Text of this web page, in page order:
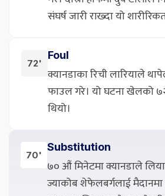
संघर्ष जारी राख्दा यो
72'
Foul
क्यानडाका रिची लारियाले
फाउल गरे। यो घटना खेलको
थियो।
70'
Substitution
७० औं मिनेटमा क्यानडाले
ज्याकोब शेफेलबर्गलाई